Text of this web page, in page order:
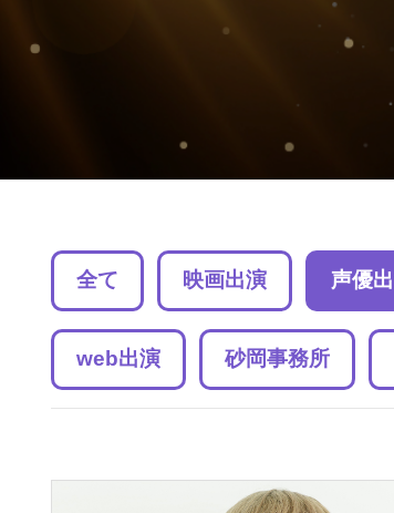
全て 映画出演 声優
web出演 砂岡事務所